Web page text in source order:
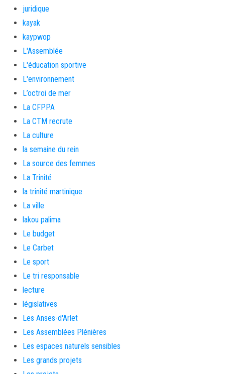
juridique
kayak
kaypwop
L'Assemblée
L'éducation sportive
L'environnement
L’octroi de mer
La CFPPA
La CTM recrute
La culture
la semaine du rein
La source des femmes
La Trinité
la trinité martinique
La ville
lakou palima
Le budget
Le Carbet
Le sport
Le tri responsable
lecture
législatives
Les Anses-d'Arlet
Les Assemblées Plénières
Les espaces naturels sensibles
Les grands projets